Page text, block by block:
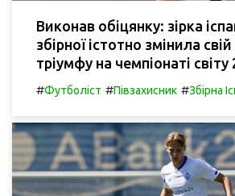
Виконав обіцянку: зірка
збірної істотно змінила
тріумфу на чемпіонаті світу
#Футболіст #Півзахисник #Збірна